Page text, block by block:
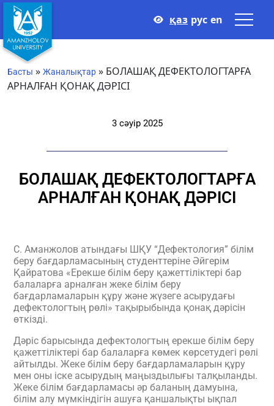
қаз рус en
Басты » Жаналықтар » БОЛАШАҚ ДЕФЕКТОЛОГТАРҒА
АРНАЛҒАН ҚОНАҚ ДӘРІСІ
3 сәуір 2025
БОЛАШАҚ ДЕФЕКТОЛОГТАРҒА
АРНАЛҒАН ҚОНАҚ ДӘРІСІ
С. Аманжолов атындағы ШҚУ “Дефектология” білім
беру бағдарламасының студенттеріне Әйгерім
Қайратова «Ерекше білім беру қажеттіліктері бар
балаларға арналған жеке білім беру
бағдарламаларын құру және жүзеге асырудағы
дефектологтың рөлі» тақырыбында қонақ дәрісін
өткізді.
Дәріс барысында дефектологтың ерекше білім беру
қажеттіліктері бар балаларға көмек көрсетудегі рөлі
айтылды. Жеке білім беру бағдарламаларын құру
мен оны іске асырудың маңыздылығы талқыланды.
Жеке білім бағдарламасы әр баланың дамуына,
білім алу мүмкіндігін ашуға қаншалықты ықпал